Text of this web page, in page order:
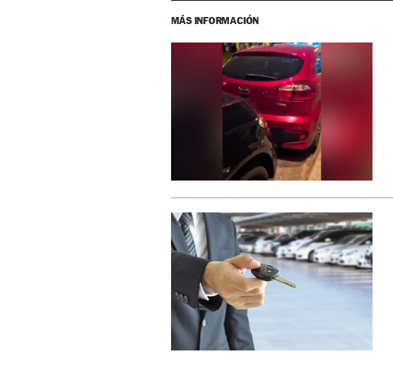
MÁS INFORMACIÓN